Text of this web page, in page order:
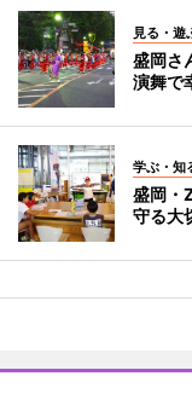
見る・遊
盛岡さ
演舞で
学ぶ・知
盛岡・
守る大